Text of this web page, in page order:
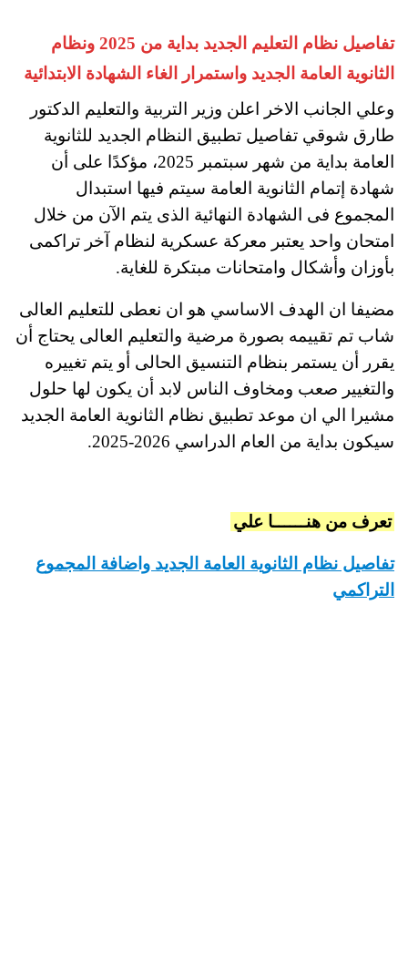
تفاصيل نظام التعليم الجديد بداية من 2025 ونظام
الثانوية العامة الجديد واستمرار الغاء الشهادة الابتدائية
وعلي الجانب الاخر اعلن وزير التربية والتعليم الدكتور
طارق شوقي تفاصيل تطبيق النظام الجديد للثانوية
العامة بداية من شهر سبتمبر 2025، مؤكدًا على أن
شهادة إتمام الثانوية العامة سيتم فيها استبدال
المجموع فى الشهادة النهائية الذى يتم الآن من خلال
امتحان واحد يعتبر معركة عسكرية لنظام آخر تراكمى
بأوزان وأشكال وامتحانات مبتكرة للغاية.
مضيفا ان الهدف الاساسي هو ان نعطى للتعليم العالى
شاب تم تقييمه بصورة مرضية والتعليم العالى يحتاج أن
يقرر أن يستمر بنظام التنسيق الحالى أو يتم تغييره
والتغيير صعب ومخاوف الناس لابد أن يكون لها حلول
مشيرا الي ان موعد تطبيق نظام الثانوية العامة الجديد
سيكون بداية من العام الدراسي 2026-2025.
تعرف من هنــــــا علي
تفاصيل نظام الثانوية العامة الجديد واضافة المجموع
التراكمي